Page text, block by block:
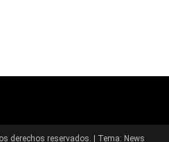
derechos reservados. Tema: News